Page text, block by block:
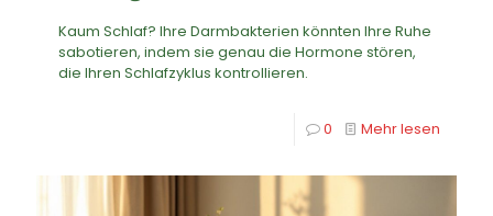
Kaum Schlaf? Ihre Darmbakterien könnten Ihre Ruhe
sabotieren, indem sie genau die Hormone stören,
die Ihren Schlafzyklus kontrollieren.
0 Mehr lesen